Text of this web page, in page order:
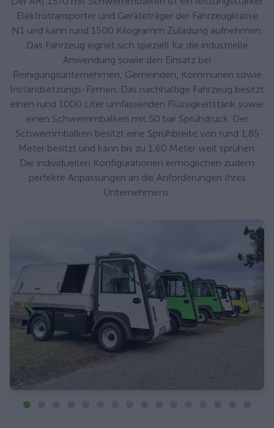
Elektrotransporter und Geräteträger der Fahrzeugklasse
N1 und kann rund 1500 Kilogramm Zuladung aufnehmen.
Das Fahrzeug eignet sich speziell für die industrielle
Anwendung sowie den Einsatz bei
Reinigungsunternehmen, Gemeinden, Kommunen sowie
Instandsetzungs-Firmen. Das nachhaltige Fahrzeug besitzt
einen rund 1000 Liter umfassenden Flüssigkeitstank sowie
einen Schwemmbalken mit 50 bar Sprühdruck. Der
Schwemmbalken besitzt eine Sprühbreite von rund 1,85
Meter besitzt und kann bis zu 1,60 Meter weit sprühen.
Die individuellen Konfigurationen ermöglichen zudem
perfekte Anpassungen an die Anforderungen Ihres
Unternehmens.